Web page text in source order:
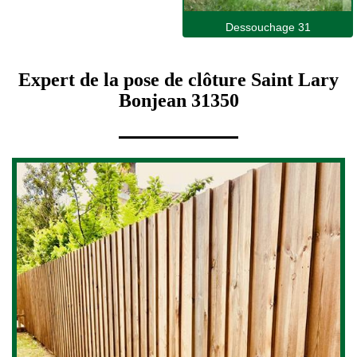
Dessouchage 31
Expert de la pose de clôture Saint Lary
Bonjean 31350